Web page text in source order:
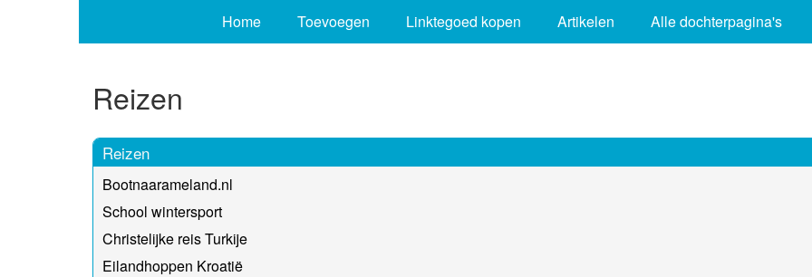
Home Toevoegen Linktegoed kopen Artikelen Alle dochterpagina's
Reizen
Reizen
Bootnaarameland.nl
School wintersport
Christelijke reis Turkije
Eilandhoppen Kroatië